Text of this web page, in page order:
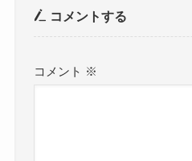
コメントする
コメント ※